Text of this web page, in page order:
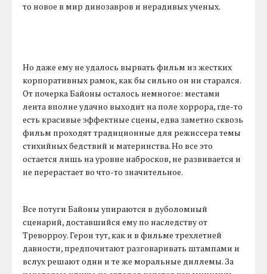
то новое в мир динозавров и нерадивых ученых.
Но даже ему не удалось вырвать фильм из жестких
корпоративных рамок, как бы сильно он ни старался.
От почерка Байоны осталось немногое: местами
лента вполне удачно выходит на поле хоррора, где-то
есть красивые эффектные сцены, едва заметно сквозь
фильм проходят традиционные для режиссера темы
стихийных бедствий и материнства. Но все это
остается лишь на уровне набросков, не развивается и
не перерастает во что-то значительное.
Все потуги Байоны упираются в дуболомный
сценарий, доставшийся ему по наследству от
Треворроу. Герои тут, как и в фильме трехлетней
давности, предпочитают разговаривать штампами и
вслух решают одни и те же моральные диллемы. За